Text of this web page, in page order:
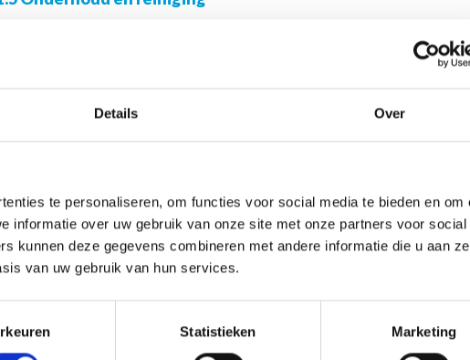
Details Over
te personaliseren, om functies voor social media te bieden en om
informatie over uw gebruik van onze site met onze partners voor social
kunnen deze gegevens combineren met andere informatie die u aan
van uw gebruik van hun services.
Statistieken Marketing
panelen leveren meer stroom dan vervuilde panelen. De normale
gevels van één tot drie maal per jaar, afhankelijk van de
). Het reinigen moet gebeuren met veel
mag geen gebruik worden gemaakt van scherpe middelen.